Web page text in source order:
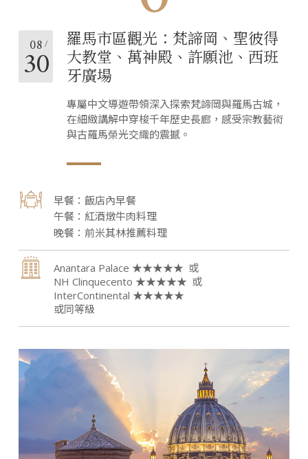
08
30
羅馬市區觀光：梵諦岡、聖彼得
大教堂、萬神殿、許願池、西班
牙廣場
專屬中文導遊帶領深入探索梵諦岡與羅馬古城，
在細緻講解中穿梭千年歷史長廊，感受宗教藝術
與古羅馬榮光交織的震撼。
飯店內早餐
紅酒燉牛肉料理
前米其林推薦料理
Anantara Palace ★★★★★
NH Clinquecento ★★★★★
InterContinental ★★★★★
或同等級